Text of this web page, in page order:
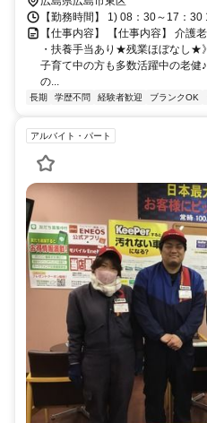
【勤務時間】 1) 08：30～17：
【仕事内容】 【仕事内容】 介護
・扶養手当あり★残業ほぼなし★
子育て中の方も多数活躍中の老健
の...
長期 学歴不問 経験者歓迎 ブランクOK
アルバイト・パート